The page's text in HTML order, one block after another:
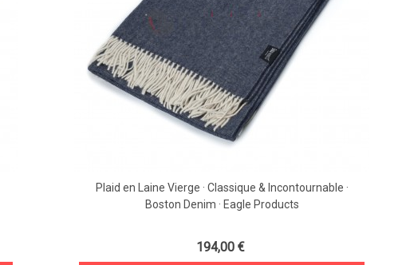
Plaid en Laine Vierge · Classique & Incontournable ·
Boston Denim · Eagle Products
194,00 €